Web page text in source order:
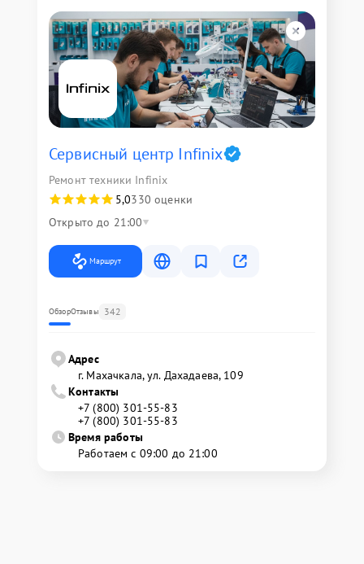
Сервисный центр Infinix
Ремонт техники Infinix
5,0330 оценки
Открыто до 21:00
Маршрут
ОбзорОтзывы 342
Адрес
г. Махачкала, ул. Дахадаева, 109
Контакты
+7 (800) 301-55-83
+7 (800) 301-55-83
Время работы
Работаем с 09:00 до 21:00